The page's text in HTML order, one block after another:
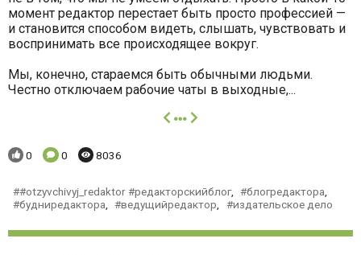
момент редактор перестает быть просто профессией —
и становится способом видеть, слышать, чувствовать и
воспринимать все происходящее вокруг.
Мы, конечно, стараемся быть обычными людьми.
Честно отключаем рабочие чаты в выходные,...
далее
Понравилось:
0 Комментариев:
0 Просмотров:
8036
#otzyvchivyj_redaktor #редакторскийблог, блогредактора
будниредактора
ведущийредактор издательское дело